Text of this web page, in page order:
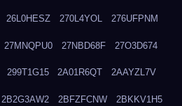
26L0HESZ 270L4YOL 276UFPNM
27MNQPU0 27NBD68F 27O3D674
299T1G15 2A01R6QT 2AAYZL7V
2B2G3AW2 2BFZFCNW 2BKKV1H5